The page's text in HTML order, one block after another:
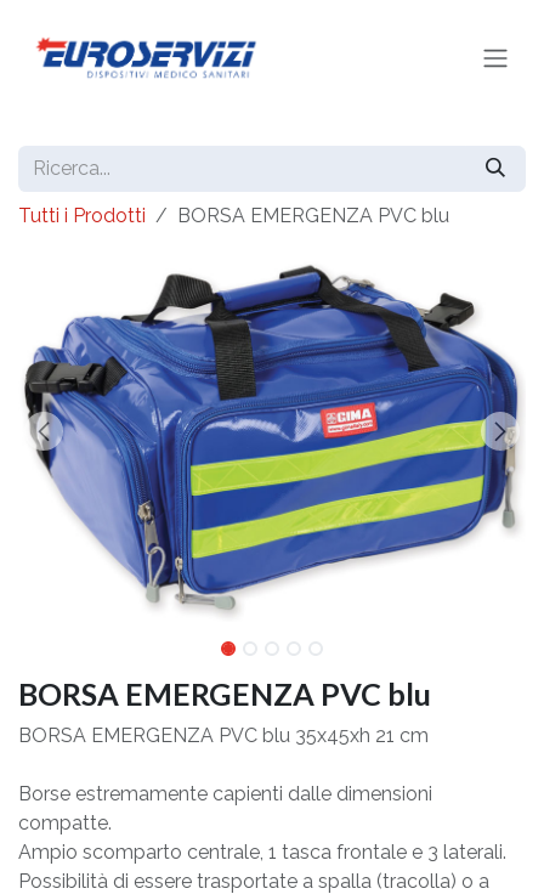
Tutti i Prodotti BORSA EMERGENZA PVC blu
BORSA EMERGENZA PVC blu
BORSA EMERGENZA PVC blu 35x45xh 21 cm
Borse estremamente capienti dalle dimensioni
compatte.
Ampio scomparto centrale, 1 tasca frontale e 3 laterali.
Possibilità di essere trasportate a spalla (tracolla) o a